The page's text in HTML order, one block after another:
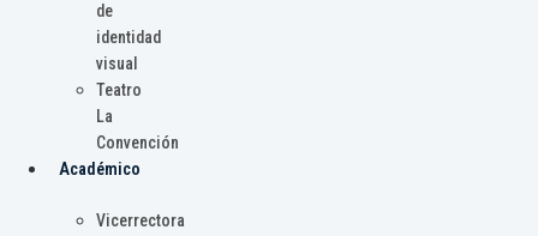
de
identidad
visual
Teatro
La
Convención
Académico
Vicerrectora